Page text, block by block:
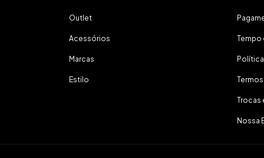
Outlet
Acessórios
Marcas
Estilo
Tempo
Trocas
Nossa